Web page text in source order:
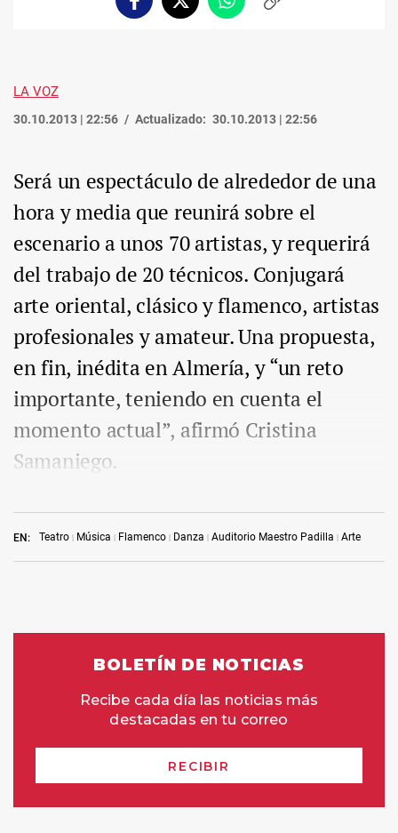
FacebookTwitterWhatsappCopiar
LA VOZ
30.10.2013 | 22:56 Actualizado: 30.10.2013 | 22:56
EN: Teatro Música Flamenco Danza Auditorio Maestro Padilla Arte
Será un espectáculo de alrededor de una
hora y media que reunirá sobre el
escenario a unos 70 artistas, y requerirá
del trabajo de 20 técnicos. Conjugará
arte oriental, clásico y flamenco, artistas
profesionales y amateur. Una propuesta,
en fin, inédita en Almería, y “un reto
importante, teniendo en cuenta el
momento actual”, afirmó Cristina
Samaniego.